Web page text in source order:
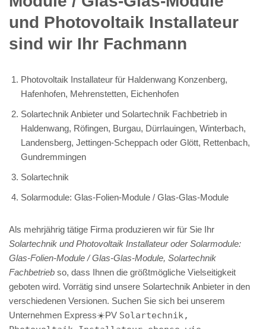
und Photovoltaik Installateur
sind wir Ihr Fachmann
Photovoltaik Installateur für Haldenwang Konzenberg,
Hafenhofen, Mehrenstetten, Eichenhofen
Solartechnik Anbieter und Solartechnik Fachbetrieb in
Haldenwang, Röfingen, Burgau, Dürrlauingen, Winterbach,
Landensberg, Jettingen-Scheppach oder Glött, Rettenbach,
Gundremmingen
Solartechnik
Solarmodule: Glas-Folien-Module / Glas-Glas-Module
Als mehrjährig tätige Firma produzieren wir für Sie Ihr
Solartechnik und Photovoltaik Installateur oder Solarmodule:
Glas-Folien-Module / Glas-Glas-Module, Solartechnik
Fachbetrieb so, dass Ihnen die größtmögliche Vielseitigkeit
geboten wird. Vorrätig sind unsere Solartechnik Anbieter in den
verschiedenen Versionen. Suchen Sie sich bei unserem
Unternehmen Express☀️PV️ Solartechnik,